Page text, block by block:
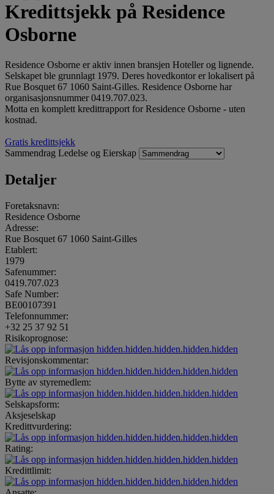
Kredittsjekk på Residence
Osborne
Residence Osborne er aktiv innen bransjen Hoteller og lignende.
Selskapet ble grunnlagt 1979. Deres hovedkontor er lokalisert på
Rue Bosquet 67 1060 Saint-Gilles. Residence Osborne har
organisasjonsnummer 0419.707.023.
Motta en komplett kredittrapport for Residence Osborne - uten
kostnad.
Gratis kredittsjekk
Sammendrag Ledelse og Eierskap
Detaljer
Foretaksnavn:
Residence Osborne
Adresse:
Rue Bosquet 67 1060 Saint-Gilles
Etablert:
1979
Safenummer:
0419.707.023
Safe Number:
BE00107391
Telefonnummer:
+32 25 37 92 51
Risikoprognose:
hidden.hidden.hidden.hidden.hidden
Revisjonskommentar:
hidden.hidden.hidden.hidden.hidden
Bytte av styremedlem:
hidden.hidden.hidden.hidden.hidden
Selskapsform:
Aksjeselskap
Kredittvurdering:
hidden.hidden.hidden.hidden.hidden
Rating:
hidden.hidden.hidden.hidden.hidden
Kredittlimit:
hidden.hidden.hidden.hidden.hidden